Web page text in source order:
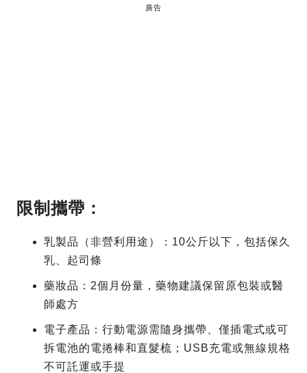
廣告
限制攜帶：
乳製品（非營利用途）：10公斤以下，包括保久
乳、起司條
藥妝品：2個月份量，藥物建議保留原包裝或醫
師處方
電子產品：行動電源需隨身攜帶、僅插電式或可
拆電池的電捲棒和直髮梳；USB充電或無線規格
不可託運或手提